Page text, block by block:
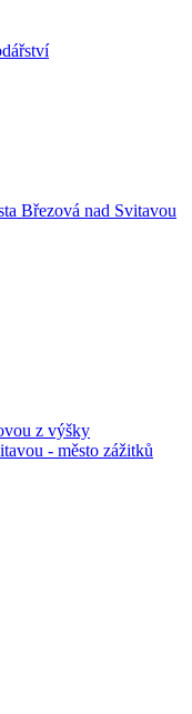
Březová nad Svitavou
z výšky
- město zážitků